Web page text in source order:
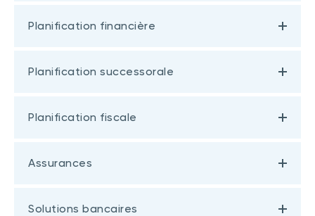
Planification financière
Planification successorale
Planification fiscale
Assurances
Solutions bancaires